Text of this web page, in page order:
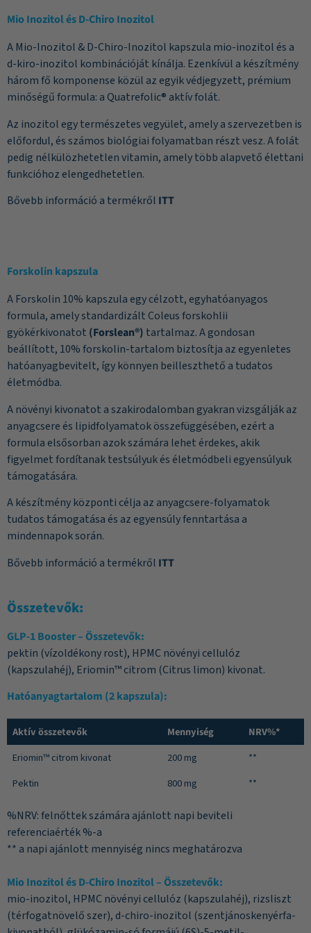
Mio Inozitol és D-Chiro Inozitol
A Mio-Inozitol & D-Chiro-Inozitol kapszula mio-inozitol és a
d-kiro-inozitol kombinációját kínálja. Ezenkívül a készítmény
három fő komponense közül az egyik védjegyzett, prémium
minőségű formula: a Quatrefolic® aktív folát.
Az inozitol egy természetes vegyület, amely a szervezetben is
előfordul, és számos biológiai folyamatban részt vesz. A folát
pedig nélkülözhetetlen vitamin, amely több alapvető élettani
funkcióhoz elengedhetetlen.
Bővebb információ a termékről ITT
Forskolin kapszula
A Forskolin 10% kapszula egy célzott, egyhatóanyagos
formula, amely standardizált Coleus forskohlii
gyökérkivonatot (Forslean®) tartalmaz. A gondosan
beállított, 10% forskolin-tartalom biztosítja az egyenletes
hatóanyagbevitelt, így könnyen beilleszthető a tudatos
életmódba.
A növényi kivonatot a szakirodalomban gyakran vizsgálják az
anyagcsere és lipidfolyamatok összefüggésében, ezért a
formula elsősorban azok számára lehet érdekes, akik
figyelmet fordítanak testsúlyuk és életmódbeli egyensúlyuk
támogatására.
A készítmény központi célja az anyagcsere-folyamatok
tudatos támogatása és az egyensúly fenntartása a
mindennapok során.
Bővebb információ a termékről ITT
Összetevők:
GLP-1 Booster– Összetevők:
pektin (vízoldékony rost), HPMC növényi cellulóz
(kapszulahéj), Eriomin™ citrom (Citrus limon) kivonat.
Hatóanyagtartalom (2 kapszula):
Aktív összetevők Mennyiség
NRV%*
Eriomin™ citrom kivonat
200 mg
**
Pektin
800 mg **
%NRV: felnőttek számára ajánlott napi beviteli
referenciaérték %-a
** a napi ajánlott mennyiség nincs meghatározva
Mio Inozitol és D-Chiro Inozitol – Összetevők:
mio-inozitol, HPMC növényi cellulóz (kapszulahéj), rizsliszt
(térfogatnövelő szer), d-chiro-inozitol (szentjánoskenyérfa-